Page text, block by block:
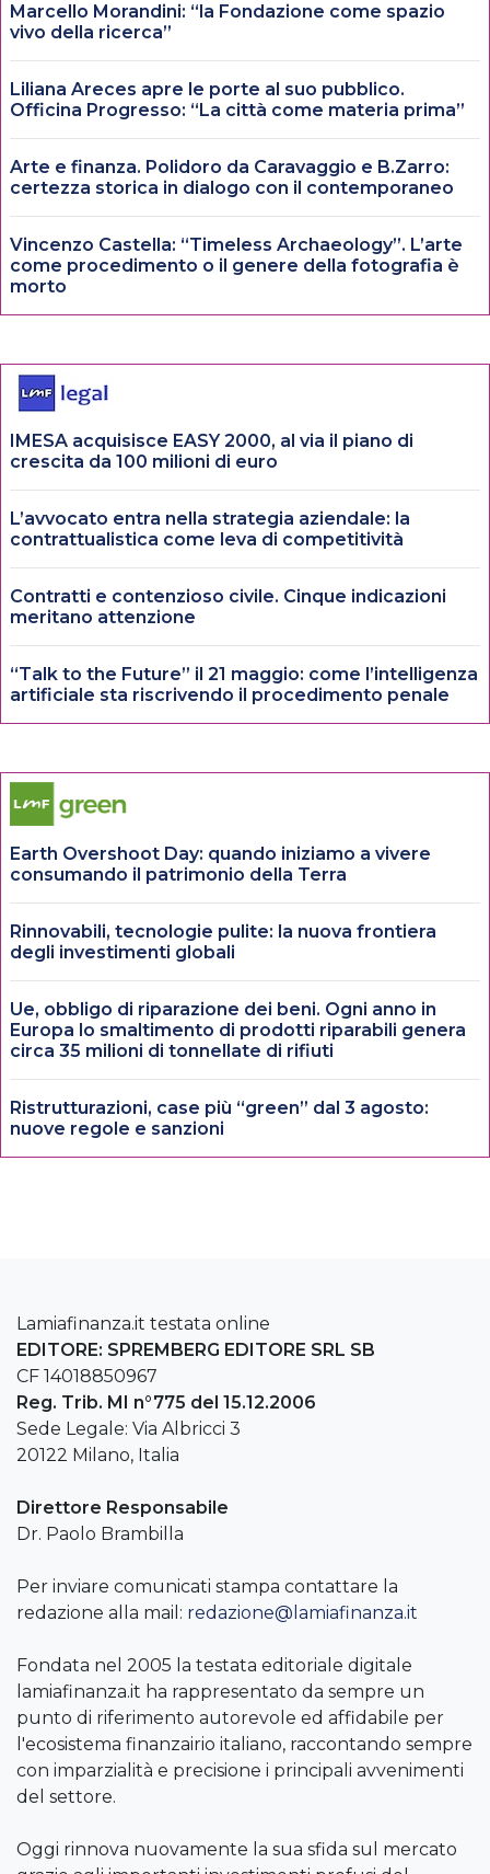
Marcello Morandini: “la Fondazione come spazio
vivo della ricerca”
Liliana Areces apre le porte al suo pubblico.
Officina Progresso: “La città come materia prima”
Arte e finanza. Polidoro da Caravaggio e B.Zarro:
certezza storica in dialogo con il contemporaneo
Vincenzo Castella: “Timeless Archaeology”. L’arte
come procedimento o il genere della fotografia è
morto
IMESA acquisisce EASY 2000, al via il piano di
crescita da 100 milioni di euro
L’avvocato entra nella strategia aziendale: la
contrattualistica come leva di competitività
Contratti e contenzioso civile. Cinque indicazioni
meritano attenzione
“Talk to the Future” il 21 maggio: come l’intelligenza
artificiale sta riscrivendo il procedimento penale
Earth Overshoot Day: quando iniziamo a vivere
consumando il patrimonio della Terra
Rinnovabili, tecnologie pulite: la nuova frontiera
degli investimenti globali
Ue, obbligo di riparazione dei beni. Ogni anno in
Europa lo smaltimento di prodotti riparabili genera
circa 35 milioni di tonnellate di rifiuti
Ristrutturazioni, case più “green” dal 3 agosto:
nuove regole e sanzioni
Lamiafinanza.it testata online
EDITORE: SPREMBERG EDITORE SRL SB
CF 14018850967
Reg. Trib. MI n°775 del 15.12.2006
Sede Legale: Via Albricci 3
20122 Milano, Italia
Direttore Responsabile
Dr. Paolo Brambilla
Per inviare comunicati stampa contattare la
redazione alla mail: redazione@lamiafinanza.it
Fondata nel 2005 la testata editoriale digitale
lamiafinanza.it ha rappresentato da sempre un
punto di riferimento autorevole ed affidabile per
l'ecosistema finanzairio italiano, raccontando sempre
con imparzialità e precisione i principali avvenimenti
del settore.
Oggi rinnova nuovamente la sua sfida sul mercato